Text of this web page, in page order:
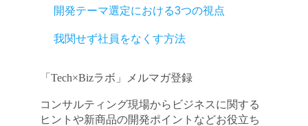
開発テーマ選定における3つの視点
我関せず社員をなくす方法
「Tech×Bizラボ」メルマガ登録
コンサルティング現場からビジネスに関する
ヒントや新商品の開発ポイントなどお役立ち